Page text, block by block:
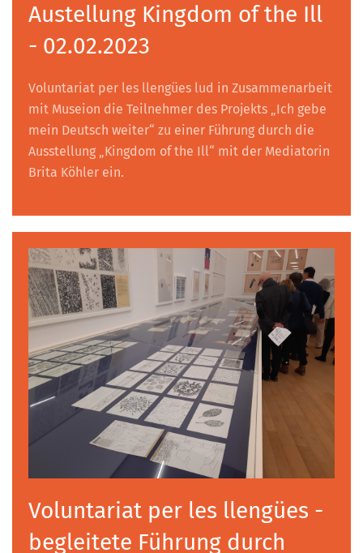
Austellung Kingdom of the Ill
- 02.02.2023
Voluntariat per les llengües lud in Zusammenarbeit
mit Museion die Teilnehmer des Projekts „Ich gebe
mein Deutsch weiter“ zu einer Führung durch die
Ausstellung „Kingdom of the Ill“ mit der Mediatorin
Brita Köhler ein.
Voluntariat per les llengües -
begleitete Führung durch